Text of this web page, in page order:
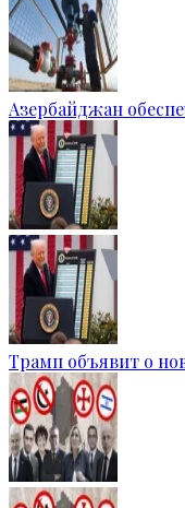
Азербайджан
Трамп объявит о